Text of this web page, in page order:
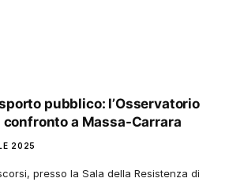
pubblico: l’Osservatorio
a Massa-Carrara
2025
presso la Sala della Resistenza di